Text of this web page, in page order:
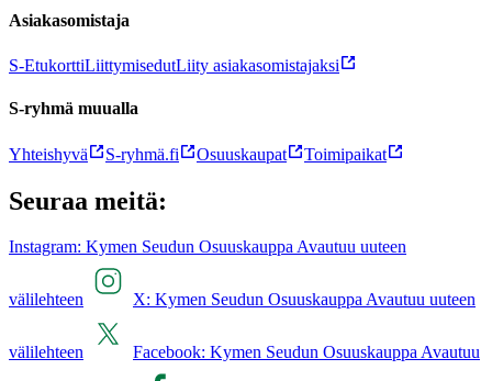
Asiakasomistaja
S-EtukorttiLiittymisedutLiity asiakasomistajaksi
S-ryhmä muualla
Yhteishyvä S-ryhmä.fi Osuuskaupat Toimipaikat
Seuraa meitä:
Instagram: Kymen Seudun Osuuskauppa Avautuu uuteen
välilehteen X: Kymen Seudun Osuuskauppa Avautuu uuteen
välilehteen Facebook: Kymen Seudun Osuuskauppa Avautuu